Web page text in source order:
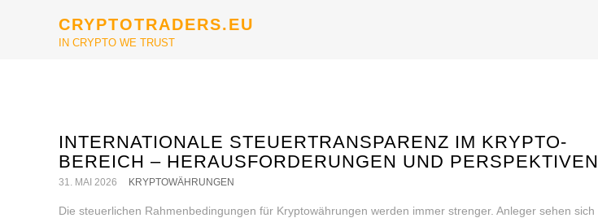
CRYPTOTRADERS.EU
IN CRYPTO WE TRUST
INTERNATIONALE STEUERTRANSPARENZ IM KRYPTO-
BEREICH – HERAUSFORDERUNGEN UND PERSPEKTIVEN
31. MAI 2026 KRYPTOWÄHRUNGEN
Die steuerlichen Rahmenbedingungen für Kryptowährungen werden immer strenger. Anleger sehen sich